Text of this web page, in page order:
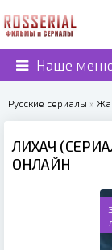
Наше
Русские сериалы »
ЛИХАЧ
ОНЛАЙН